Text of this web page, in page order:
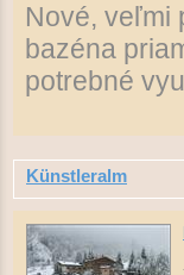
Nové, veľmi
bazéna
potrebné
Künstleralm